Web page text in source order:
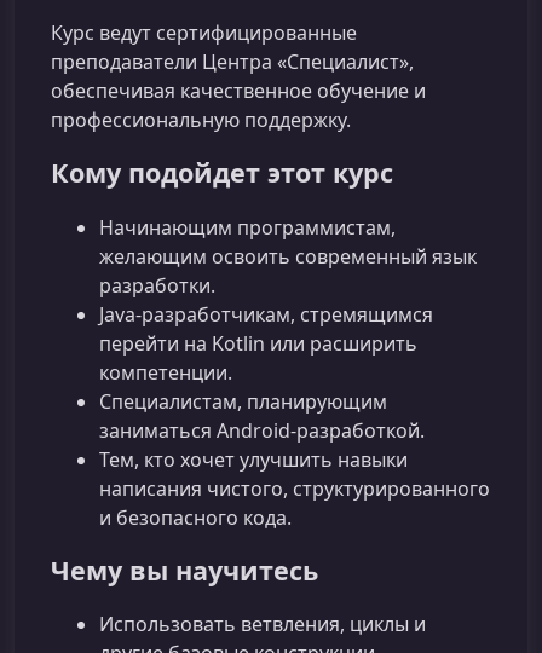
Курс ведут сертифицированные
преподаватели Центра «Специалист»,
обеспечивая качественное обучение и
профессиональную поддержку.
Кому подойдет этот курс
Начинающим программистам,
желающим освоить современный язык
разработки.
Java-разработчикам, стремящимся
перейти на Kotlin или расширить
компетенции.
Специалистам, планирующим
заниматься Android-разработкой.
Тем, кто хочет улучшить навыки
написания чистого, структурированного
и безопасного кода.
Чему вы научитесь
Использовать ветвления, циклы и